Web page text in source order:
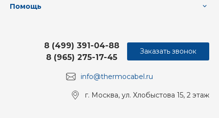
Помощь
info@thermocabel.ru
8 (499) 391-04-88
8 (965) 275-17-45
г. Москва, ул. Хлобыстова 15, 2 этаж
Заказать звонок